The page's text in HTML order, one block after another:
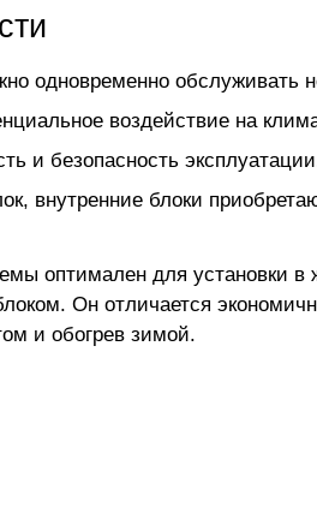
одновременно
воздействие на
и безопасность
внутренние блоки
оптимален для установки
Он отличается
и обогрев зимой.